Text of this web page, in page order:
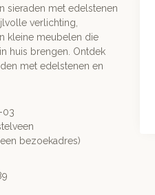
sieraden met edelstenen
verlichting,
kleine meubelen die
huis brengen. Ontdek
met edelstenen en
03
bezoekadres)